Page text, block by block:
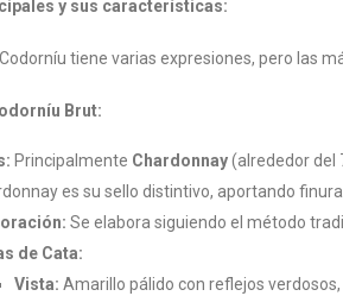
y sus características:
Codorníu tiene varias expresiones, pero las
Brut:
Principalmente Chardonnay(alrededor del
es su sello distintivo, aportando finura
Se elabora siguiendo el método
de Cata:
Vista: Amarillo pálido con reflejos